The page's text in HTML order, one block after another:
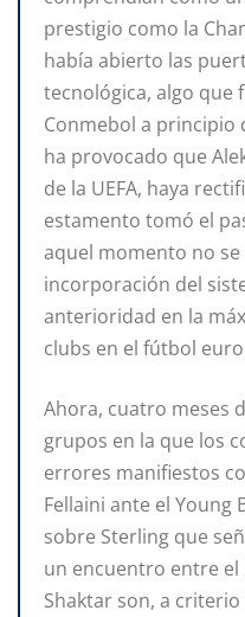
prestigio como la
había abierto las
tecnológica, algo que
Conmebol a principio
ha provocado que
de la UEFA, haya
estamento tomó el
aquel momento no
incorporación del
anterioridad en la
clubs en el fútbol
Ahora, cuatro meses
grupos en la que los
errores manifiestos
Fellaini ante el Young
sobre Sterling que
un encuentro entre el
Shaktar son, a criterio